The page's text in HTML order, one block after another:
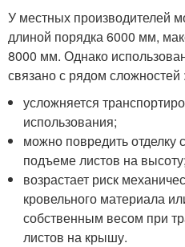
У местных производителей
длиной порядка 6000 мм,
8000 мм. Однако
связано с рядом сложностей :
усложняется
использования;
можно повредить отделку
подъеме листов на высоту;
возрастает риск
кровельного материала
собственным весом при
листов на крышу.